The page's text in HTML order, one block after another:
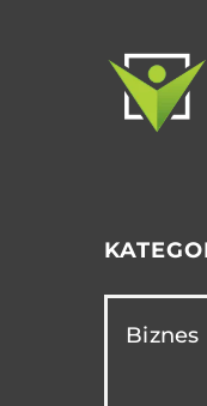
Biznes